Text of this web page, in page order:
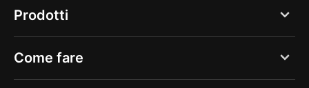
Blog
Chi siamo
Opportunità di lavoro
Prodotti
PDF Expert
Documents
Come fare